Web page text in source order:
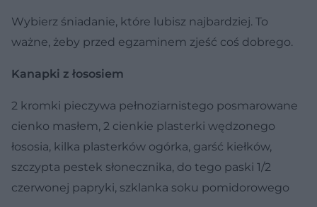
Wybierz śniadanie, które lubisz najbardziej. To
ważne, żeby przed egzaminem zjeść coś dobrego.
Kanapki z łososiem
2 kromki pieczywa pełnoziarnistego posmarowane
cienko masłem, 2 cienkie plasterki wędzonego
łososia, kilka plasterków ogórka, garść kiełków,
szczypta pestek słonecznika, do tego paski 1/2
czerwonej papryki, szklanka soku pomidorowego